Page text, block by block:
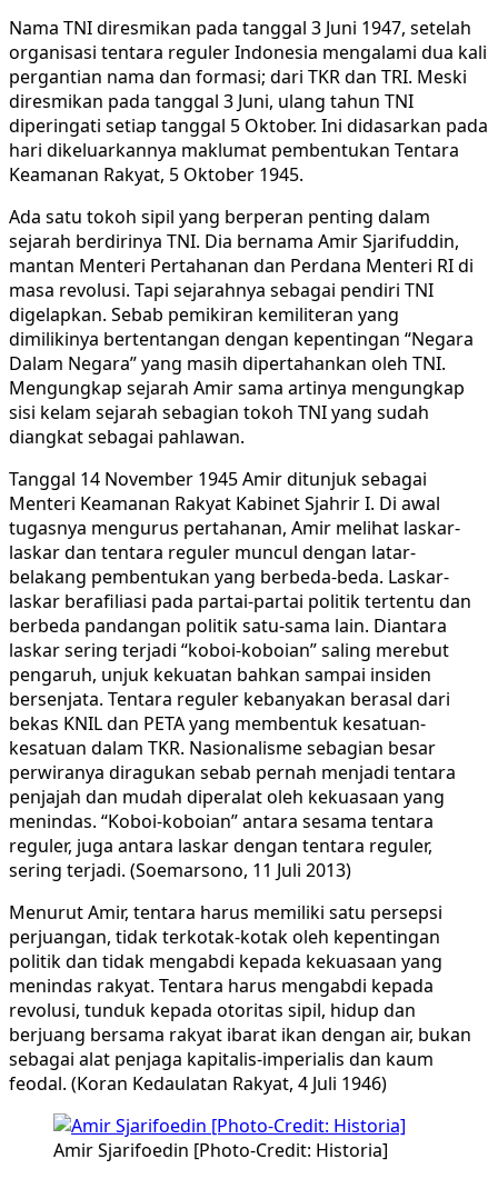
Nama TNI diresmikan pada tanggal 3 Juni 1947, setelah
organisasi tentara reguler Indonesia mengalami dua kali
pergantian nama dan formasi; dari TKR dan TRI. Meski
diresmikan pada tanggal 3 Juni, ulang tahun TNI
diperingati setiap tanggal 5 Oktober. Ini didasarkan pada
hari dikeluarkannya maklumat pembentukan Tentara
Keamanan Rakyat, 5 Oktober 1945.
Ada satu tokoh sipil yang berperan penting dalam
sejarah berdirinya TNI. Dia bernama Amir Sjarifuddin,
mantan Menteri Pertahanan dan Perdana Menteri RI di
masa revolusi. Tapi sejarahnya sebagai pendiri TNI
digelapkan. Sebab pemikiran kemiliteran yang
dimilikinya bertentangan dengan kepentingan “Negara
Dalam Negara” yang masih dipertahankan oleh TNI.
Mengungkap sejarah Amir sama artinya mengungkap
sisi kelam sejarah sebagian tokoh TNI yang sudah
diangkat sebagai pahlawan.
Tanggal 14 November 1945 Amir ditunjuk sebagai
Menteri Keamanan Rakyat Kabinet Sjahrir I. Di awal
tugasnya mengurus pertahanan, Amir melihat laskar-
laskar dan tentara reguler muncul dengan latar-
belakang pembentukan yang berbeda-beda. Laskar-
laskar berafiliasi pada partai-partai politik tertentu dan
berbeda pandangan politik satu-sama lain. Diantara
laskar sering terjadi “koboi-koboian” saling merebut
pengaruh, unjuk kekuatan bahkan sampai insiden
bersenjata. Tentara reguler kebanyakan berasal dari
bekas KNIL dan PETA yang membentuk kesatuan-
kesatuan dalam TKR. Nasionalisme sebagian besar
perwiranya diragukan sebab pernah menjadi tentara
penjajah dan mudah diperalat oleh kekuasaan yang
menindas. “Koboi-koboian” antara sesama tentara
reguler, juga antara laskar dengan tentara reguler,
sering terjadi. (Soemarsono, 11 Juli 2013)
Menurut Amir, tentara harus memiliki satu persepsi
perjuangan, tidak terkotak-kotak oleh kepentingan
politik dan tidak mengabdi kepada kekuasaan yang
menindas rakyat. Tentara harus mengabdi kepada
revolusi, tunduk kepada otoritas sipil, hidup dan
berjuang bersama rakyat ibarat ikan dengan air, bukan
sebagai alat penjaga kapitalis-imperialis dan kaum
feodal. (Koran Kedaulatan Rakyat, 4 Juli 1946)
Amir Sjarifoedin [Photo-Credit: Historia]